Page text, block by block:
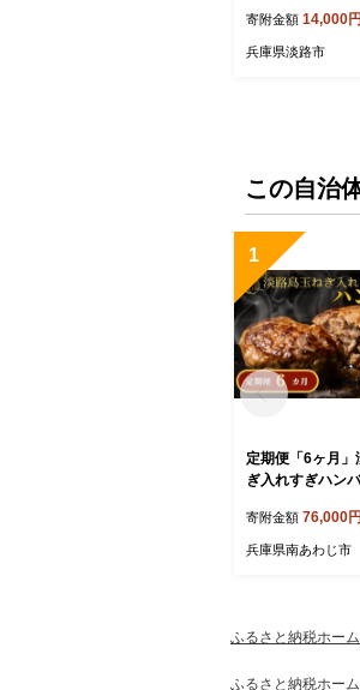
寄附金額 14,000円
兵庫県淡路市
この自治
1
定期便「6ヶ月」
ぎ入れすぎハン
寄附金額 76,000円
兵庫県南あわじ市
ふるさと納税ホーム
ふるさと納税ホーム